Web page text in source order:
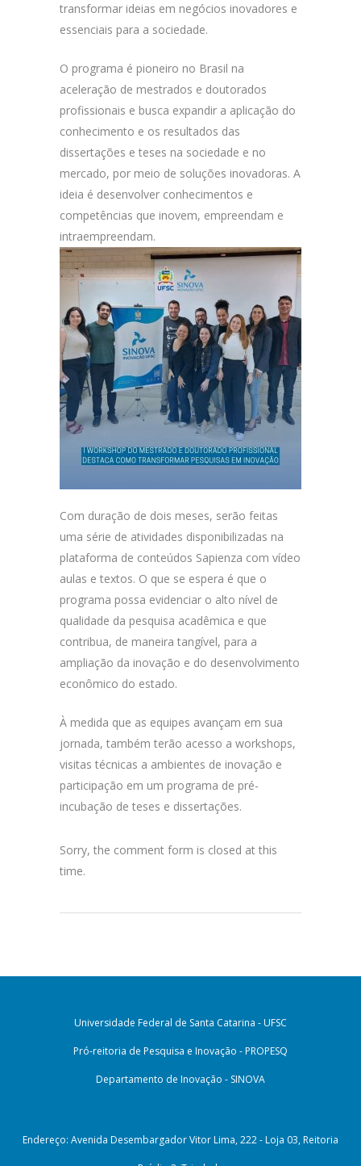
transformar ideias em negócios inovadores e
essenciais para a sociedade.
O programa é pioneiro no Brasil na
aceleração de mestrados e doutorados
profissionais e busca expandir a aplicação do
conhecimento e os resultados das
dissertações e teses na sociedade e no
mercado, por meio de soluções inovadoras. A
ideia é desenvolver conhecimentos e
competências que inovem, empreendam e
intraempreendam.
Com duração de dois meses, serão feitas
uma série de atividades disponibilizadas na
plataforma de conteúdos Sapienza com vídeo
aulas e textos. O que se espera é que o
programa possa evidenciar o alto nível de
qualidade da pesquisa acadêmica e que
contribua, de maneira tangível, para a
ampliação da inovação e do desenvolvimento
econômico do estado.
À medida que as equipes avançam em sua
jornada, também terão acesso a workshops,
visitas técnicas a ambientes de inovação e
participação em um programa de pré-
incubação de teses e dissertações.
Sorry, the comment form is closed at this
time.
Universidade Federal de Santa Catarina - UFSC
Pró-reitoria de Pesquisa e Inovação - PROPESQ
Departamento de Inovação - SINOVA
Endereço: Avenida Desembargador Vitor Lima, 222 - Loja 03, Reitoria